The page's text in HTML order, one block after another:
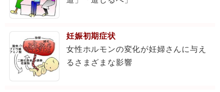
妊娠初期症状
女性ホルモンの変化が妊婦さんに与え
るさまざまな影響